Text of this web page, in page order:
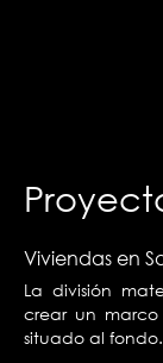
Viviendas en
La división
crear un
situado al fondo.